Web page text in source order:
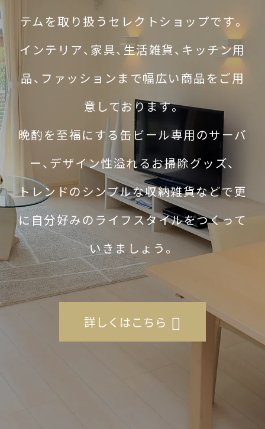
テムを取り扱うセレクトショップです。
インテリア、家具、生活雑貨、キッチン用
品、ファッションまで幅広い商品をご用
意しております。
晩酌を至福にする缶ビール専用のサーバ
ー、デザイン性溢れるお掃除グッズ、
トレンドのシンプルな収納雑貨などで更
に自分好みのライフスタイルをつくって
いきましょう。
詳しくはこちら